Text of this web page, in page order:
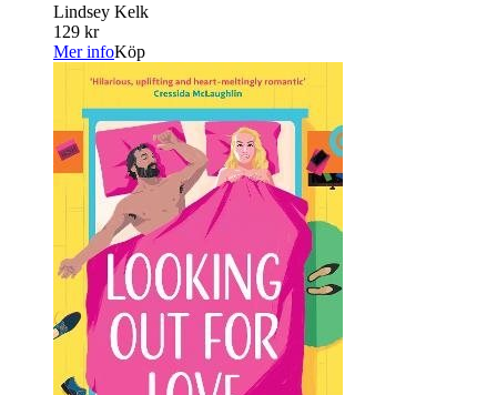
Lindsey Kelk
129 kr
Mer infoKöp